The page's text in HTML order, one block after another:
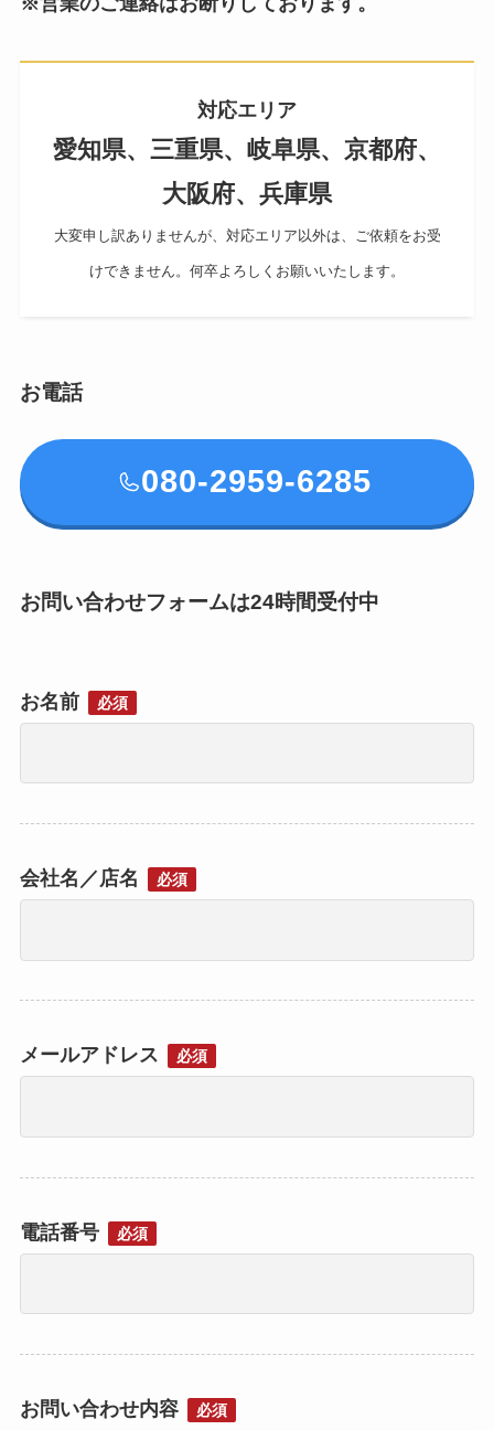
対応エリア
愛知県、三重県、岐阜県、京都府、
大阪府、兵庫県
大変申し訳ありませんが、対応エリア以外は、ご依頼をお受
けできません。何卒よろしくお願いいたします。
お電話
080-2959-6285
お問い合わせフォームは24時間受付中
お名前 必須
会社名／店名 必須
メールアドレス 必須
電話番号 必須
お問い合わせ内容 必須